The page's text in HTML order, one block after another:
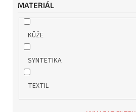
MATERIÁL
KŮŽE
SYNTETIKA
TEXTIL